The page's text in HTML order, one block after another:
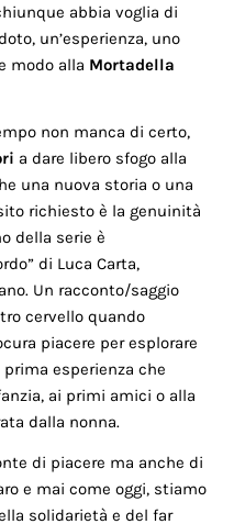
abbia voglia di
un’esperienza, uno
modo alla Mortadella
non manca di certo,
a dare libero sfogo alla
una nuova storia o una
richiesto è la genuinità
della serie è
di Luca Carta,
Un racconto/saggio
cervello quando
piacere per esplorare
prima esperienza che
ai primi amici o alla
dalla nonna.
di piacere ma anche di
e mai come oggi, stiamo
solidarietà e del far